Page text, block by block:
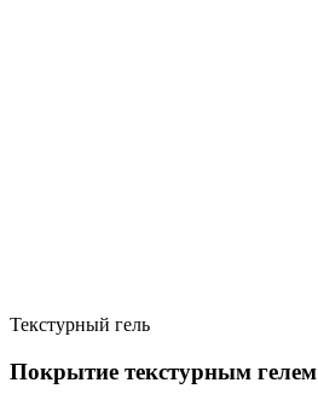
Текстурный гель
Покрытие текстурным гелем